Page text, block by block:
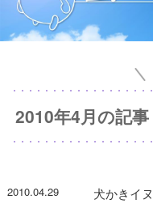
2010年4月の記事
2010.04.29 犬かきイヌ